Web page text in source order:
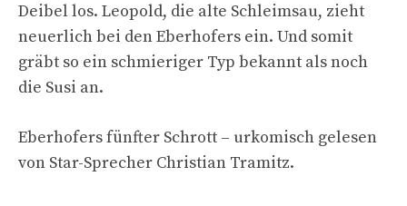
Deibel los. Leopold, die alte Schleimsau, zieht
neuerlich bei den Eberhofers ein. Und somit
gräbt so ein schmieriger Typ bekannt als noch
die Susi an.
Eberhofers fünfter Schrott – urkomisch gelesen
von Star-Sprecher Christian Tramitz.